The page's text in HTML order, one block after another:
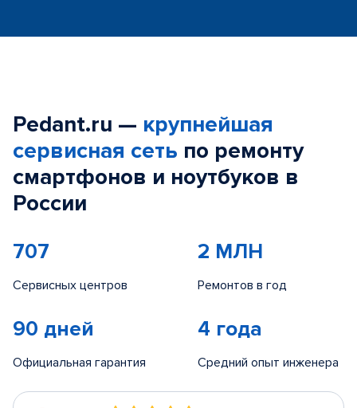
Pedant.ru — крупнейшая
сервисная сеть по ремонту
смартфонов и ноутбуков в
России
707
Сервисных центров
2 МЛН
Ремонтов в год
90 дней
Официальная гарантия
4 года
Средний опыт инженера